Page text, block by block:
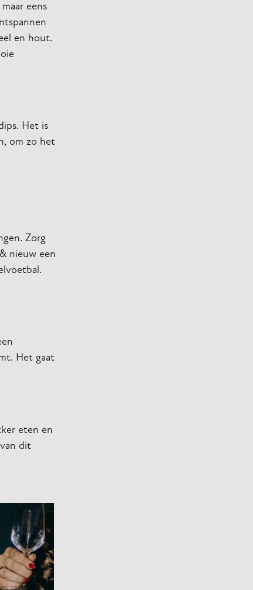
maar eens
en hout.
Het is
om zo het
Zorg
nieuw een
Het gaat
eten en
dit